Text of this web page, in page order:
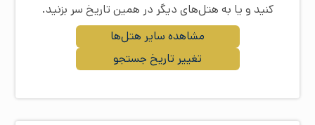
کنید و یا به هتل‌های دیگر در همین تاریخ سر بزنید.
تغییر تاریخ جستجو
مشاهده سایر هتل‌ها